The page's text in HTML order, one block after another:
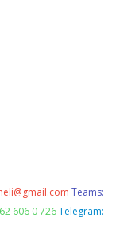
Teams:
606 0 726 Telegram: